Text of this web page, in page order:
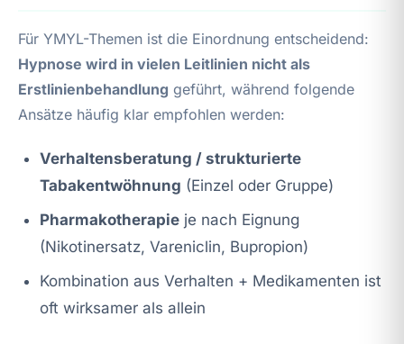
Für YMYL-Themen ist die Einordnung entscheidend:
Hypnose wird in vielen Leitlinien nicht als
Erstlinienbehandlung geführt, während folgende
Ansätze häufig klar empfohlen werden:
Verhaltensberatung / strukturierte
Tabakentwöhnung (Einzel oder Gruppe)
Pharmakotherapie je nach Eignung
(Nikotinersatz, Vareniclin, Bupropion)
Kombination aus Verhalten + Medikamenten ist
oft wirksamer als allein